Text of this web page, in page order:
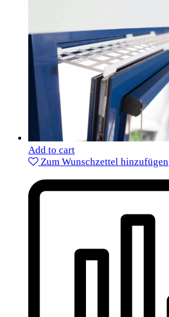
Add to cart
Zum Wunschzettel hinzufügen